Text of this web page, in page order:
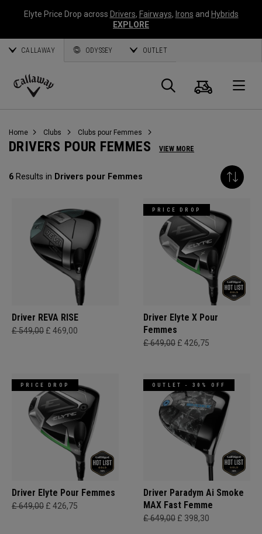
Elyte Price Drop across Drivers, Fairways, Irons and Hybrids
EXPLORE
CALLAWAY ODYSSEY OUTLET
Callaway
Panier
Home Clubs Clubs pour Femmes
DRIVERS POUR FEMMES VIEW MORE
6 Results in Drivers pour Femmes
Driver REVA RISE
£ 549,00 £ 469,00
PRICE DROP
Driver Elyte X Pour
Femmes
£ 649,00 £ 426,75
PRICE DROP
Driver Elyte Pour Femmes
£ 649,00 £ 426,75
OUTLET - 30% OFF
Driver Paradym Ai Smoke
MAX Fast Femme
£ 649,00 £ 398,30